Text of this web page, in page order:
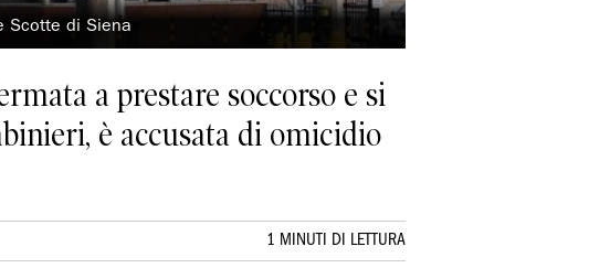
Scotte di Siena
a prestare soccorso e si
è accusata di omicidio
1 MINUTI DI LETTURA